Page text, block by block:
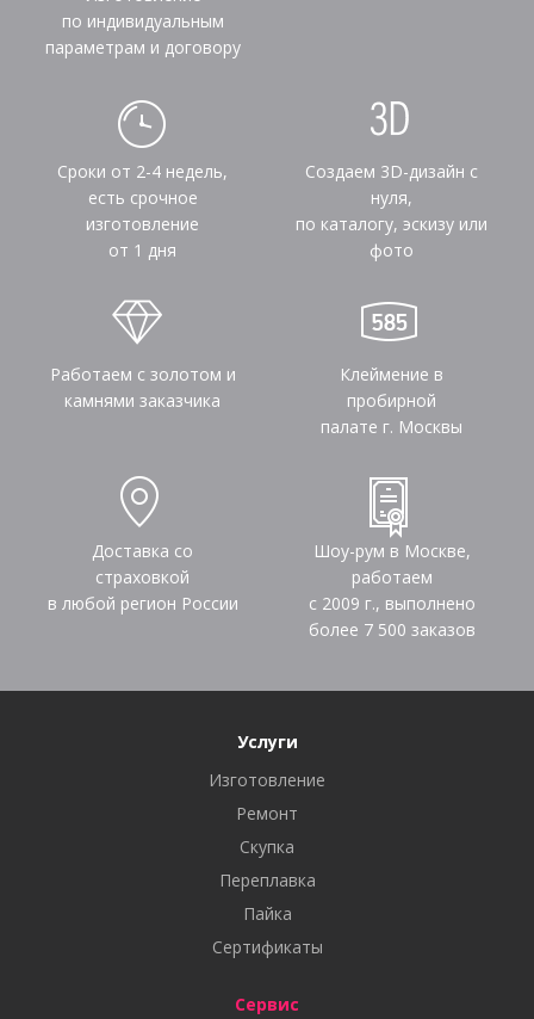
по индивидуальным
параметрам и договору
Сроки от 2-4 недель,
есть срочное
изготовление
от 1 дня
Создаем 3D-дизайн с
нуля,
по каталогу, эскизу или
фото
Работаем с золотом и
камнями заказчика
Клеймение в
пробирной
палате г. Москвы
Доставка со
страховкой
в любой регион России
Шоу-рум в Москве,
работаем
с 2009 г., выполнено
более 7 500 заказов
Услуги
Изготовление
Ремонт
Скупка
Переплавка
Пайка
Сертификаты
Сервис